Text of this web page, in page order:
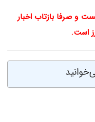
و صرفا بازتاب اخبار
است.